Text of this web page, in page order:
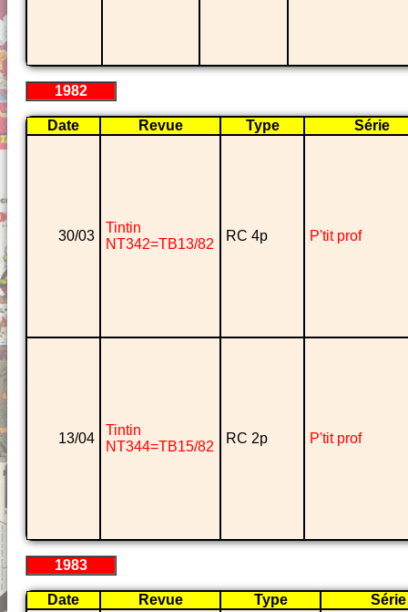
1982
Date Revue Type Série
30/03
Tintin
NT342=TB13/82
RC 4p P'tit prof
13/04
Tintin
NT344=TB15/82
RC 2p P'tit prof
1983
Date Revue Type Série